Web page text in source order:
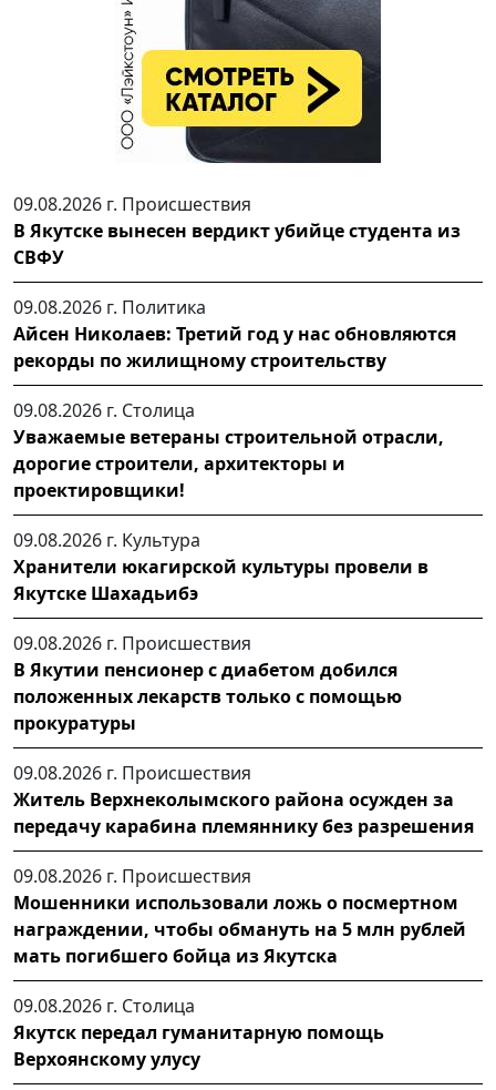
09.08.2026 г. Происшествия
В Якутске вынесен вердикт убийце студента из
СВФУ
09.08.2026 г. Политика
Айсен Николаев: Третий год у нас обновляются
рекорды по жилищному строительству
09.08.2026 г. Столица
Уважаемые ветераны строительной отрасли,
дорогие строители, архитекторы и
проектировщики!
09.08.2026 г. Культура
Хранители юкагирской культуры провели в
Якутске Шахадьибэ
09.08.2026 г. Происшествия
В Якутии пенсионер с диабетом добился
положенных лекарств только с помощью
прокуратуры
09.08.2026 г. Происшествия
Житель Верхнеколымского района осужден за
передачу карабина племяннику без разрешения
09.08.2026 г. Происшествия
Мошенники использовали ложь о посмертном
награждении, чтобы обмануть на 5 млн рублей
мать погибшего бойца из Якутска
09.08.2026 г. Столица
Якутск передал гуманитарную помощь
Верхоянскому улусу